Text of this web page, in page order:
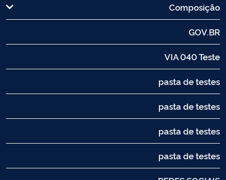
Composição
GOV.BR
VIA 040 Teste
pasta de testes
pasta de testes
pasta de testes
pasta de testes